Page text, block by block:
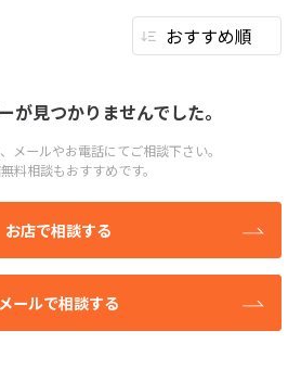
が見つかりませんでした。
メールやお電話にてご相談下さい。
料相談もおすすめです。
お店で相談する
メールで相談する